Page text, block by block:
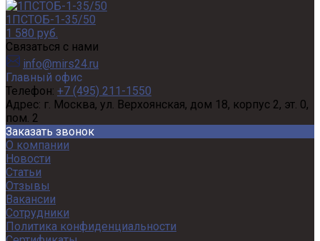
1ПСТОБ-1-35/50
1 580 руб.
Связаться с нами
info@mirs24.ru
Главный офис
Телефон: +7 (495) 211-1550
Адрес: г. Москва, ул. Верхоянская, дом 18, корпус 2, эт. 0,
пом. 2
Заказать звонок
О компании
Новости
Статьи
Отзывы
Вакансии
Сотрудники
Политика конфиденциальности